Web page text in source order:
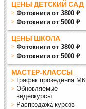
ЦЕНЫ ДЕТСКИЙ САД
Фотокниги от 3800 ₽
Фотокниги от 5000 ₽
ЦЕНЫ ШКОЛА
Фотокниги от 3800 ₽
Фотокниги от 5000 ₽
МАСТЕР-КЛАССЫ
График проведения МК
Обновляемые
видеокурсы
Распродажа курсов